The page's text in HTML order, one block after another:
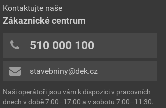
Kontaktujte naše
Zákaznické centrum
510 000 100
stavebniny@dek.cz
Naši operátoři jsou vám k dispozici v pracovních
dnech v době 7:00–17:00 a v sobotu 7:00–11:30.